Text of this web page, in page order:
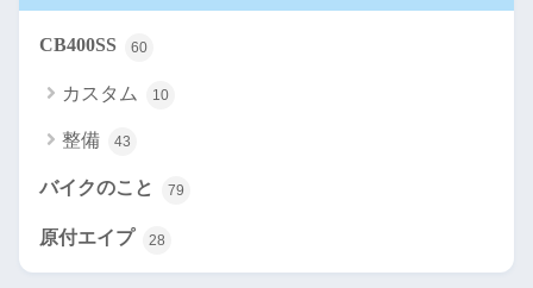
CB400SS 60
カスタム 10
整備 43
バイクのこと 79
原付エイプ 28